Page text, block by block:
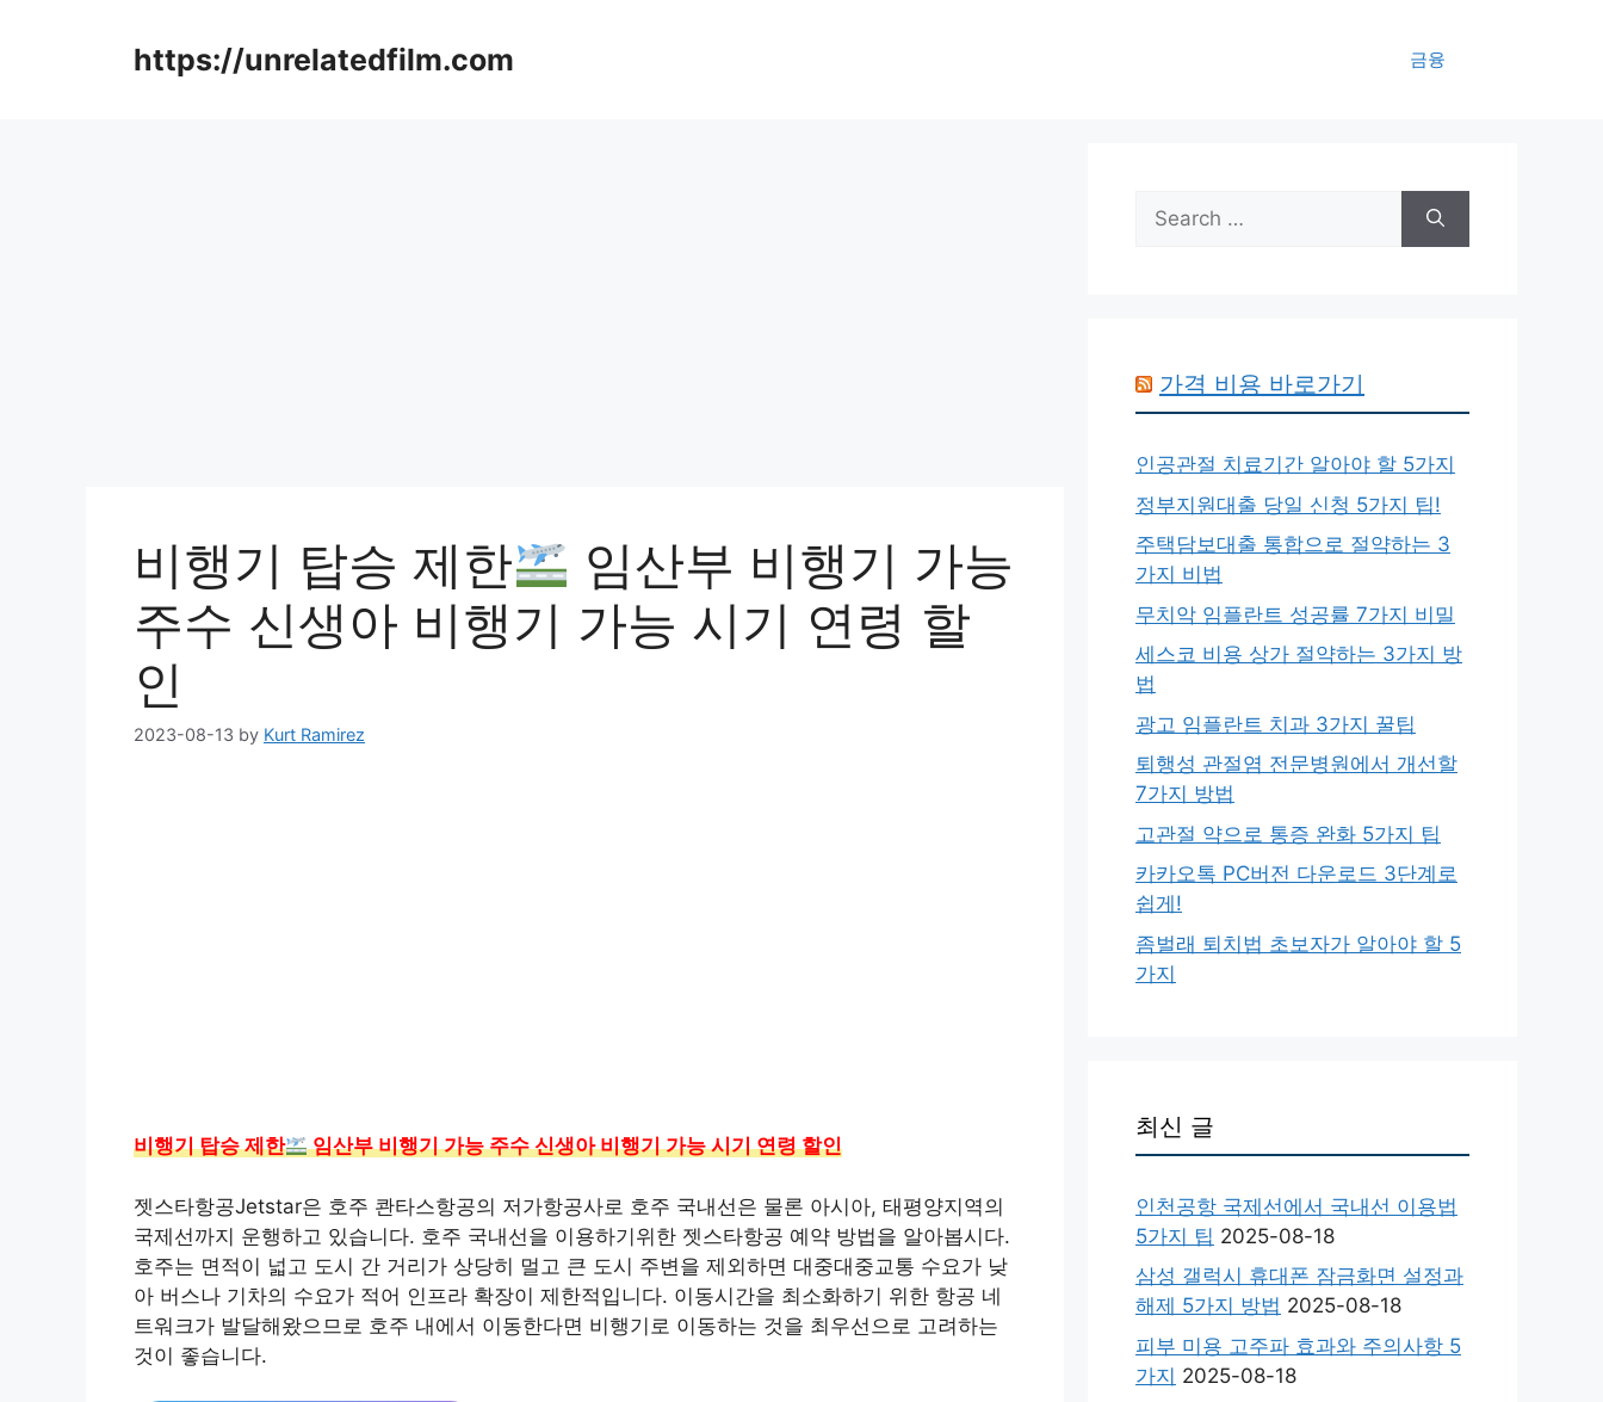
https://unrelatedfilm.com 금융
비행기 탑승 제한
임산부 비행기 가능
주수 신생아 비행기 가능 시기 연령 할
인
2023-08-13 by Kurt Ramirez
비행기 탑승 제한 임산부 비행기 가능 주수 신생아 비행기 가능 시기 연령 할인
젯스타항공Jetstar은 호주 콴타스항공의 저가항공사로 호주 국내선은 물론 아시아, 태평양지역의
국제선까지 운행하고 있습니다. 호주 국내선을 이용하기위한 젯스타항공 예약 방법을 알아봅시다.
호주는 면적이 넓고 도시 간 거리가 상당히 멀고 큰 도시 주변을 제외하면 대중대중교통 수요가 낮
아 버스나 기차의 수요가 적어 인프라 확장이 제한적입니다. 이동시간을 최소화하기 위한 항공 네
트워크가 발달해왔으므로 호주 내에서 이동한다면 비행기로 이동하는 것을 최우선으로 고려하는
것이 좋습니다.
Search
for:
가격 비용 바로가기
인공관절 치료기간 알아야 할 5가지
정부지원대출 당일 신청 5가지 팁!
주택담보대출 통합으로 절약하는 3
가지 비법
무치악 임플란트 성공률 7가지 비밀
세스코 비용 상가 절약하는 3가지 방
법
광고 임플란트 치과 3가지 꿀팁
퇴행성 관절염 전문병원에서 개선할
7가지 방법
고관절 약으로 통증 완화 5가지 팁
카카오톡 PC버전 다운로드 3단계로
쉽게!
좀벌래 퇴치법 초보자가 알아야 할 5
가지
최신 글
인천공항 국제선에서 국내선 이용법
5가지 팁 2025-08-18
삼성 갤럭시 휴대폰 잠금화면 설정과
해제 5가지 방법 2025-08-18
피부 미용 고주파 효과와 주의사항 5
가지 2025-08-18